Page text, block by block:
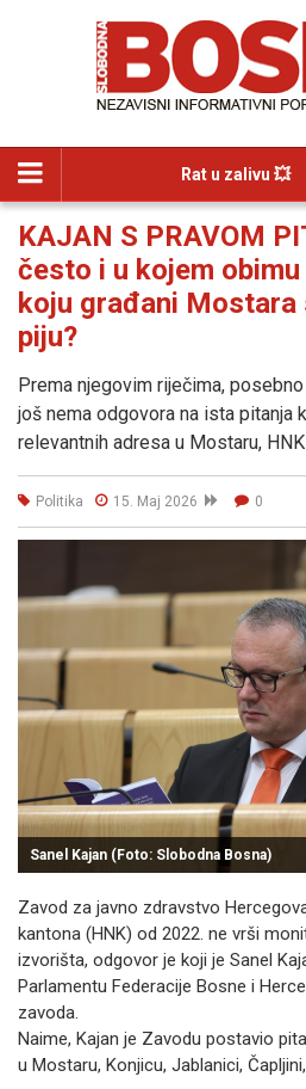
Rat u zalivu 💥
KAJAN S PRAVOM
često i u kojem
koju građani Mostara
piju?
Prema njegovim riječima,
još nema odgovora na ista pitanja
relevantnih adresa u Mostaru,
Politika 15. Maj 2026 0
Sanel Kajan (Foto: Slobodna Bosna)
Zavod za javno zdravstvo
kantona (HNK) od 2022. ne vrši
izvorišta, odgovor je koji je Sanel
Parlamentu Federacije Bosne i
zavoda.
Naime, Kajan je Zavodu postavio
u Mostaru, Konjicu, Jablanici,